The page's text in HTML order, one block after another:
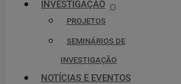
INVESTIGAÇÃO
PROJETOS
SEMINÁRIOS DE
INVESTIGAÇÃO
NOTÍCIAS E EVENTOS